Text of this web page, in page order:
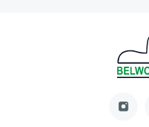
Тип основного замка:
Производитель замка:
Основной механизм: